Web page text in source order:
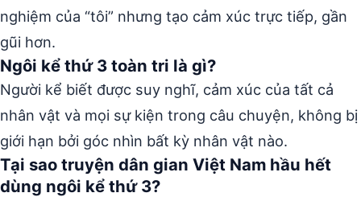
nghiệm của “tôi” nhưng tạo cảm xúc trực tiếp, gần
gũi hơn.
Ngôi kể thứ 3 toàn tri là gì?
Người kể biết được suy nghĩ, cảm xúc của tất cả
nhân vật và mọi sự kiện trong câu chuyện, không bị
giới hạn bởi góc nhìn bất kỳ nhân vật nào.
Tại sao truyện dân gian Việt Nam hầu hết
dùng ngôi kể thứ 3?